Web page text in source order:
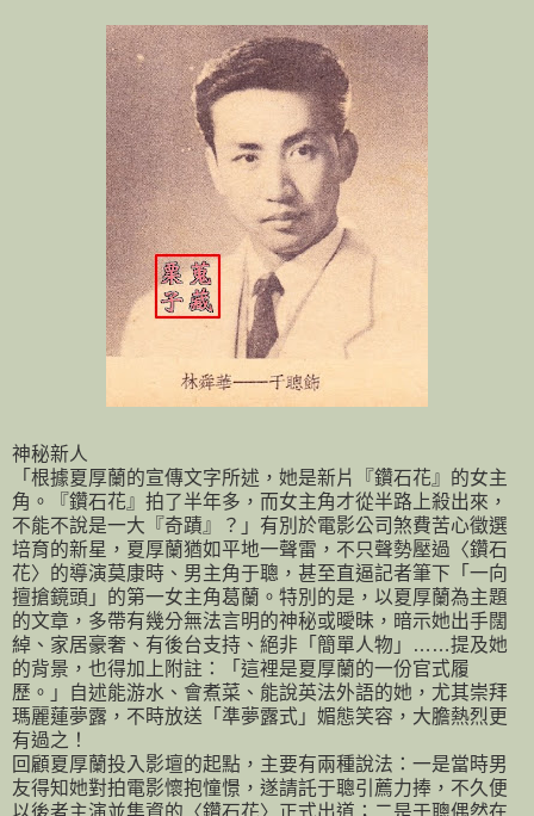
神秘新人
「根據夏厚蘭的宣傳文字所述，她是新片『鑽石花』的女主
角。『鑽石花』拍了半年多，而女主角才從半路上殺出來，
不能不說是一大『奇蹟』？」有別於電影公司煞費苦心徵選
培育的新星，夏厚蘭猶如平地一聲雷，不只聲勢壓過〈鑽石
花〉的導演莫康時、男主角于聰，甚至直逼記者筆下「一向
擅搶鏡頭」的第一女主角葛蘭。特別的是，以夏厚蘭為主題
的文章，多帶有幾分無法言明的神秘或曖昧，暗示她出手闊
綽、家居豪奢、有後台支持、絕非「簡單人物」……提及她
的背景，也得加上附註：「這裡是夏厚蘭的一份官式履
歷。」自述能游水、會煮菜、能說英法外語的她，尤其崇拜
瑪麗蓮夢露，不時放送「準夢露式」媚態笑容，大膽熱烈更
有過之！
回顧夏厚蘭投入影壇的起點，主要有兩種說法：一是當時男
友得知她對拍電影懷抱憧憬，遂請託于聰引薦力捧，不久便
以後者主演並集資的〈鑽石花〉正式出道；二是于聰偶然在